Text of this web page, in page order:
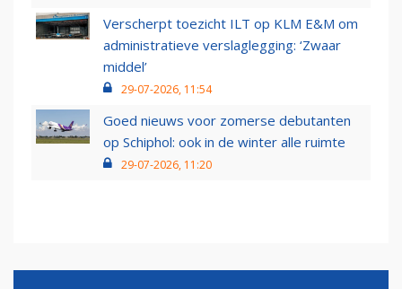
Verscherpt toezicht ILT op KLM E&M om
administratieve verslaglegging: ‘Zwaar
middel’
29-07-2026, 11:54
Goed nieuws voor zomerse debutanten
op Schiphol: ook in de winter alle ruimte
29-07-2026, 11:20